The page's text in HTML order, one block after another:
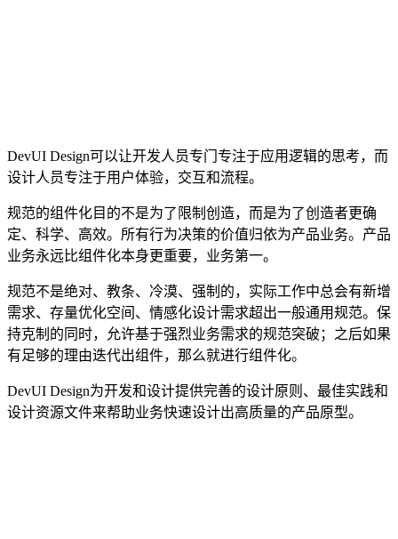
DevUI Design可以让开发人员专门专注于应用逻辑的思考，而
设计人员专注于用户体验，交互和流程。
规范的组件化目的不是为了限制创造，而是为了创造者更确
定、科学、高效。所有行为决策的价值归依为产品业务。产品
业务永远比组件化本身更重要，业务第一。
规范不是绝对、教条、冷漠、强制的，实际工作中总会有新增
需求、存量优化空间、情感化设计需求超出一般通用规范。保
持克制的同时，允许基于强烈业务需求的规范突破；之后如果
有足够的理由迭代出组件，那么就进行组件化。
DevUI Design为开发和设计提供完善的设计原则、最佳实践和
设计资源文件来帮助业务快速设计出高质量的产品原型。